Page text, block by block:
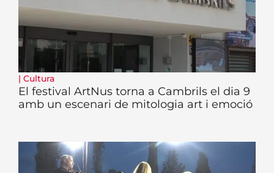
| Cultura
El festival ArtNus torna a Cambrils el dia 9
amb un escenari de mitologia art i emoció